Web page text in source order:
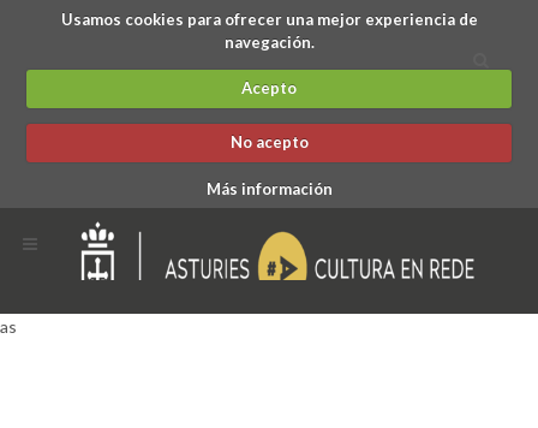
Usamos cookies para ofrecer una mejor experiencia de
navegación.
Acepto
No acepto
Más información
as